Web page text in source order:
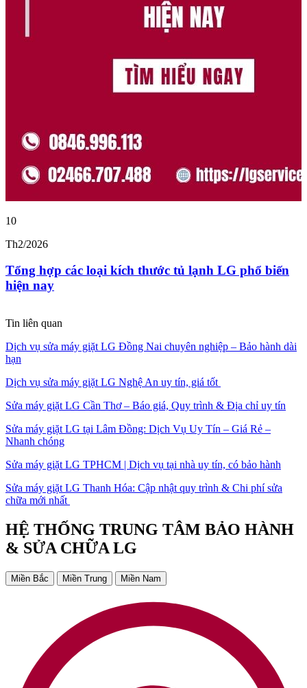
10
Th2/2026
Tổng hợp các loại kích thước tủ lạnh LG phổ biến
hiện nay
Tin liên quan
Dịch vụ sửa máy giặt LG Đồng Nai chuyên nghiệp – Bảo hành dài
hạn
Dịch vụ sửa máy giặt LG Nghệ An uy tín, giá tốt
Sửa máy giặt LG Cần Thơ – Báo giá, Quy trình & Địa chỉ uy tín
Sửa máy giặt LG tại Lâm Đồng: Dịch Vụ Uy Tín – Giá Rẻ –
Nhanh chóng
Sửa máy giặt LG TPHCM | Dịch vụ tại nhà uy tín, có bảo hành
Sửa máy giặt LG Thanh Hóa: Cập nhật quy trình & Chi phí sửa
chữa mới nhất
HỆ THỐNG TRUNG TÂM BẢO HÀNH
& SỬA CHỮA LG
Miền Bắc Miền Trung Miền Nam